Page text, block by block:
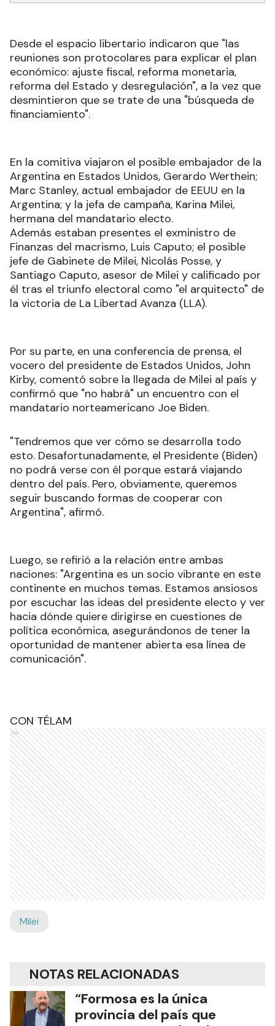
Desde el espacio libertario indicaron que "las
reuniones son protocolares para explicar el plan
económico: ajuste fiscal, reforma monetaria,
reforma del Estado y desregulación", a la vez que
desmintieron que se trate de una "búsqueda de
financiamiento".
En la comitiva viajaron el posible embajador de la
Argentina en Estados Unidos, Gerardo Werthein;
Marc Stanley, actual embajador de EEUU en la
Argentina; y la jefa de campaña, Karina Milei,
hermana del mandatario electo.
Además estaban presentes el exministro de
Finanzas del macrismo, Luis Caputo; el posible
jefe de Gabinete de Milei, Nicolás Posse, y
Santiago Caputo, asesor de Milei y calificado por
él tras el triunfo electoral como "el arquitecto" de
la victoria de La Libertad Avanza (LLA).
Por su parte, en una conferencia de prensa, el
vocero del presidente de Estados Unidos, John
Kirby, comentó sobre la llegada de Milei al país y
confirmó que "no habrá" un encuentro con el
mandatario norteamericano Joe Biden.
"Tendremos que ver cómo se desarrolla todo
esto. Desafortunadamente, el Presidente (Biden)
no podrá verse con él porque estará viajando
dentro del país. Pero, obviamente, queremos
seguir buscando formas de cooperar con
Argentina", afirmó.
Luego, se refirió a la relación entre ambas
naciones: "Argentina es un socio vibrante en este
continente en muchos temas. Estamos ansiosos
por escuchar las ideas del presidente electo y ver
hacia dónde quiere dirigirse en cuestiones de
política económica, asegurándonos de tener la
oportunidad de mantener abierta esa línea de
comunicación".
CON TÉLAM
Ads
Milei
NOTAS RELACIONADAS
“Formosa es la única
provincia del país que